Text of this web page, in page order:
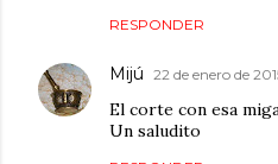
RESPONDER
Mijú 22 de enero de
El corte con esa
Un saludito